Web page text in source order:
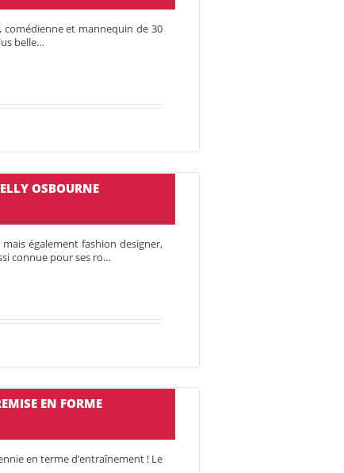
comédienne et mannequin de 30
belle…
OSBOURNE
également fashion designer,
connue pour ses ro…
EN FORME
en terme d’entraînement ! Le